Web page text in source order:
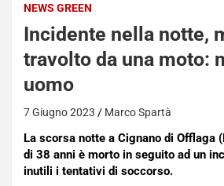
NEWS GREEN
Incidente nella notte,
travolto da una moto:
uomo
7 Giugno 2023 Marco Spartà
La scorsa notte a Cignano di Offlaga
di 38 anni è morto in seguito ad un
inutili i tentativi di soccorso.